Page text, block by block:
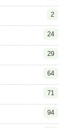
2
24
29
64
71
94